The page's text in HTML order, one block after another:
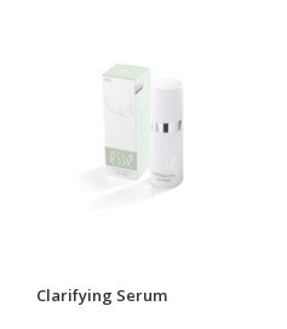
Clarifying Serum